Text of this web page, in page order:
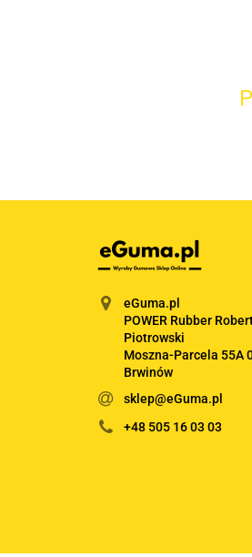
eGuma.pl
POWER Rubber
Piotrowski
Moszna-Parcela 55A
Brwinów
sklep@eGuma.pl
+48 505 16 03 03